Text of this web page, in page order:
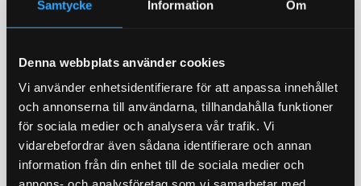
Samtycke Information Om
Denna webbplats använder cookies
Vi använder enhetsidentifierare för att anpassa innehållet
och annonserna till användarna, tillhandahålla funktioner
för sociala medier och analysera vår trafik. Vi
vidarebefordrar även sådana identifierare och annan
information från din enhet till de sociala medier och
Populära produkter
STORSÄLJARE! STORSÄLJARE!